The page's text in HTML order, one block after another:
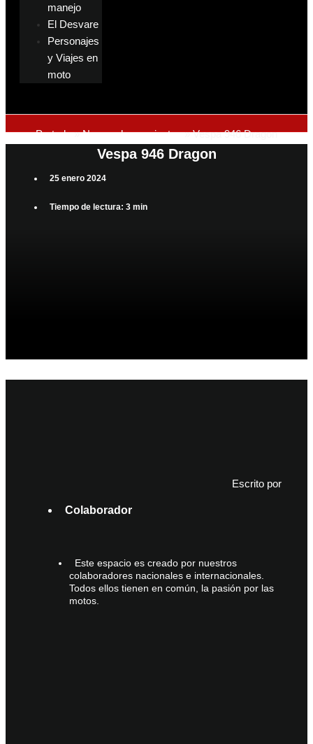
manejo
El Desvare
Personajes
y Viajes en
moto
Portada»Nuevos lanzamientos»Vespa 946 Dragon
Vespa 946 Dragon
25 enero 2024
Tiempo de lectura: 3 min
Escrito por
Colaborador
Este espacio es creado por nuestros
colaboradores nacionales e internacionales.
Todos ellos tienen en común, la pasión por las
motos.